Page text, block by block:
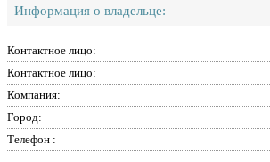
Информация о владельце:
Контактное лицо:
Контактное лицо:
Компания:
Город:
Телефон :